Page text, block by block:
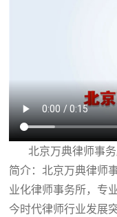
北京万典律师事务
简介：北京万典律师
业化律师事务所，专
今时代律师行业发展